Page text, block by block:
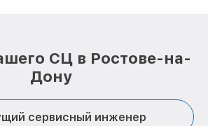
СЦ в Ростове-на-
Дону
сервисный инженер